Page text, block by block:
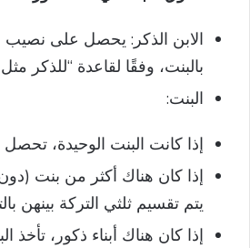
الابن الذكر: يحصل على
بالبنت، وفقًا لقاعدة “للذكر
البنت:
إذا كانت البنت الوحيدة،
إذا كان هناك أكثر من بنت (دون
يتم تقسيم ثلثي التركة بينهن
إذا كان هناك أبناء ذكور، تأخذ